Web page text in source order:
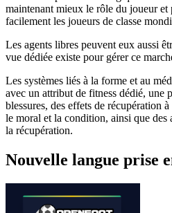
maintenant mieux le rôle du joueur et
facilement les joueurs de classe
Les agents libres peuvent eux aussi
vue dédiée existe pour gérer ce
Les systèmes liés à la forme et au
avec un attribut de fitness dédié, une
blessures, des effets de récupération
le moral et la condition, ainsi que des
la récupération.
Nouvelle langue prise